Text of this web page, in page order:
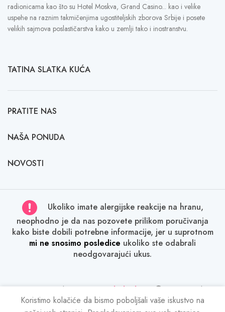
radionicama kao što su Hotel Moskva, Grand Casino... kao i velike
uspehe na raznim takmičenjima ugostiteljskih zborova Srbije i posete
velikih sajmova poslastičarstva kako u zemlji tako i inostranstvu.
TATINA SLATKA KUĆA
PRATITE NAS
NAŠA PONUDA
NOVOSTI
Ukoliko imate alergijske reakcije na hranu,
neophodno je da nas pozovete prilikom poručivanja
kako biste dobili potrebne informacije, jer u suprotnom
mi ne snosimo posledice ukoliko ste odabrali
neodgovarajući ukus.
Sva prava zadržanaTatina slatka kuća
2024. Svako
kopiranje sadržaja bez dozvole je kažnjivo po zakonu.
Koristimo kolačiće da bismo poboljšali vaše iskustvo na